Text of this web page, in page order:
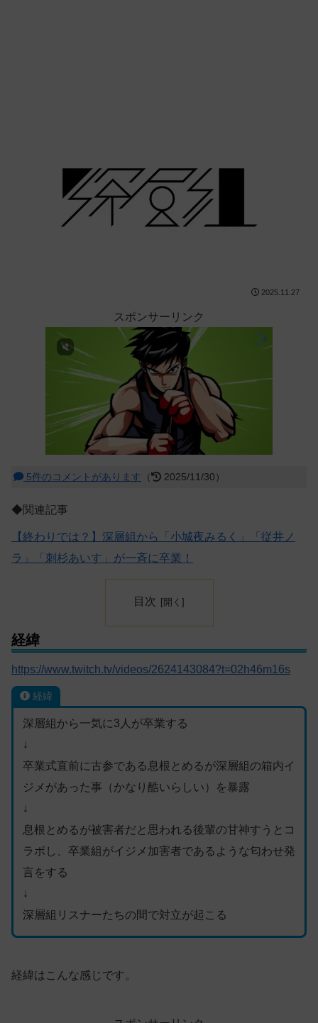
2025.11.27
スポンサーリンク
5件のコメントがあります （ 2025/11/30）
◆関連記事
【終わりでは？】深層組から「小城夜みるく」「従井ノ
ラ」「刺杉あいす」が一斉に卒業！
目次
経緯
https://www.twitch.tv/videos/2624143084?t=02h46m16s
経緯
深層組から一気に3人が卒業する
↓
卒業式直前に古参である息根とめるが深層組の箱内イ
ジメがあった事（かなり酷いらしい）を暴露
↓
息根とめるが被害者だと思われる後輩の甘神すうとコ
ラボし、卒業組がイジメ加害者であるような匂わせ発
言をする
↓
深層組リスナーたちの間で対立が起こる
経緯はこんな感じです。